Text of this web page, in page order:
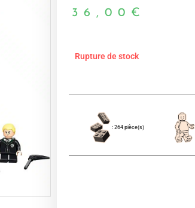
36,00 €
Rupture de stock
: 264 pièce(s)